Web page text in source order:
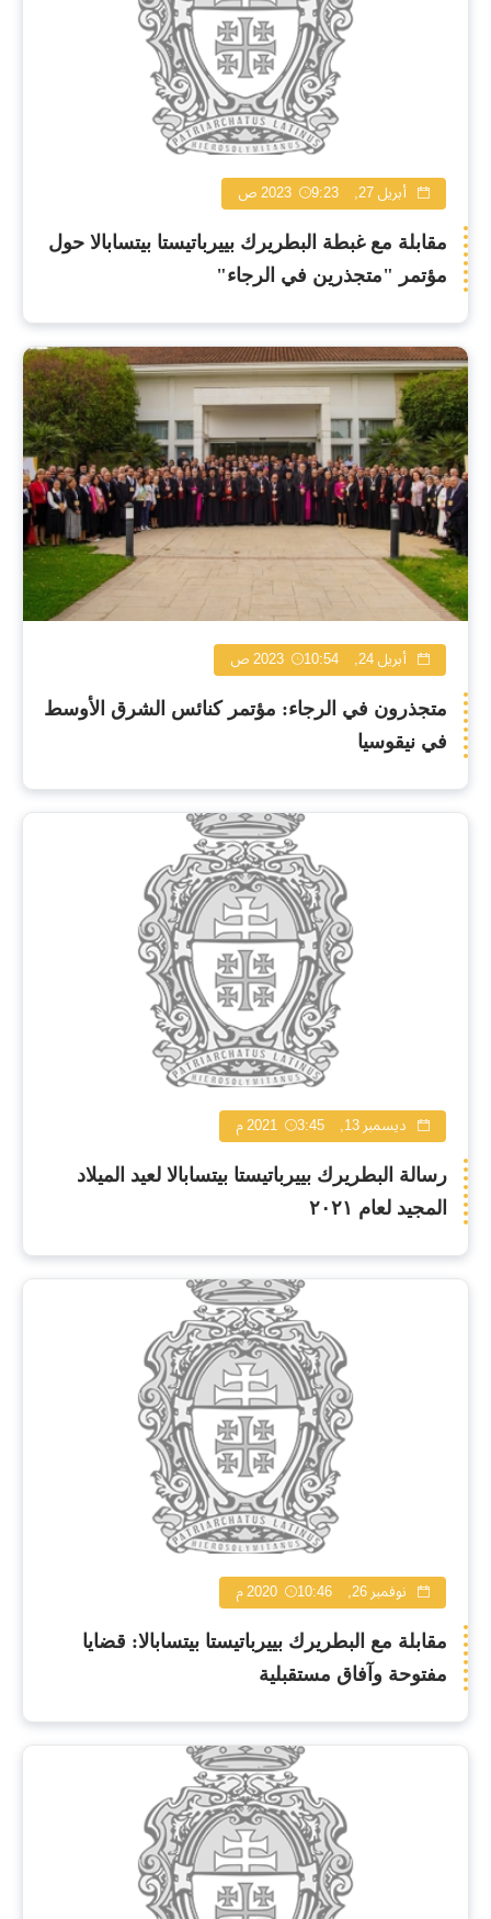
أبريل 27, 2023 9:23 ص
مقابلة مع غبطة البطريرك بييرباتيستا بيتسابالا حول
مؤتمر "متجذرين في الرجاء"
أبريل 24, 2023 10:54 ص
متجذرون في الرجاء: مؤتمر كنائس الشرق الأوسط
في نيقوسيا
ديسمبر 13, 2021 3:45 م
رسالة البطريرك بييرباتيستا بيتسابالا لعيد الميلاد
المجيد لعام ٢٠٢١
نوفمبر 26, 2020 10:46 م
مقابلة مع البطريرك بييرباتيستا بيتسابالا: قضايا
مفتوحة وآفاق مستقبلية